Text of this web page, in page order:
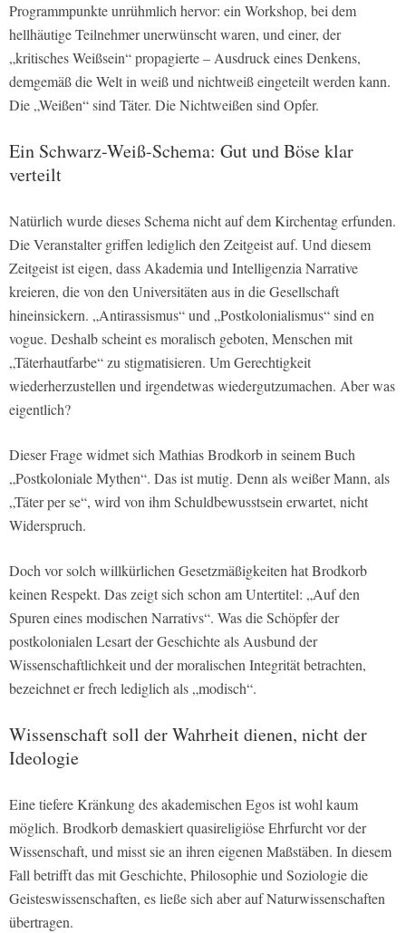
Programmpunkte unrühmlich hervor: ein Workshop, bei dem
hellhäutige Teilnehmer unerwünscht waren, und einer, der
„kritisches Weißsein“ propagierte – Ausdruck eines Denkens,
demgemäß die Welt in weiß und nichtweiß eingeteilt werden kann.
Die „Weißen“ sind Täter. Die Nichtweißen sind Opfer.
Ein Schwarz-Weiß-Schema: Gut und Böse klar
verteilt
Natürlich wurde dieses Schema nicht auf dem Kirchentag erfunden.
Die Veranstalter griffen lediglich den Zeitgeist auf. Und diesem
Zeitgeist ist eigen, dass Akademia und Intelligenzia Narrative
kreieren, die von den Universitäten aus in die Gesellschaft
hineinsickern. „Antirassismus“ und „Postkolonialismus“ sind en
vogue. Deshalb scheint es moralisch geboten, Menschen mit
„Täterhautfarbe“ zu stigmatisieren. Um Gerechtigkeit
wiederherzustellen und irgendetwas wiedergutzumachen. Aber was
eigentlich?
Dieser Frage widmet sich Mathias Brodkorb in seinem Buch
„Postkoloniale Mythen“. Das ist mutig. Denn als weißer Mann, als
„Täter per se“, wird von ihm Schuldbewusstsein erwartet, nicht
Widerspruch.
Doch vor solch willkürlichen Gesetzmäßigkeiten hat Brodkorb
keinen Respekt. Das zeigt sich schon am Untertitel: „Auf den
Spuren eines modischen Narrativs“. Was die Schöpfer der
postkolonialen Lesart der Geschichte als Ausbund der
Wissenschaftlichkeit und der moralischen Integrität betrachten,
bezeichnet er frech lediglich als „modisch“.
Wissenschaft soll der Wahrheit dienen, nicht der
Ideologie
Eine tiefere Kränkung des akademischen Egos ist wohl kaum
möglich. Brodkorb demaskiert quasireligiöse Ehrfurcht vor der
Wissenschaft, und misst sie an ihren eigenen Maßstäben. In diesem
Fall betrifft das mit Geschichte, Philosophie und Soziologie die
Geisteswissenschaften, es ließe sich aber auf Naturwissenschaften
übertragen.